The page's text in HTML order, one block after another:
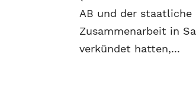
AB und der staatliche
Zusammenarbeit in
verkündet hatten,...